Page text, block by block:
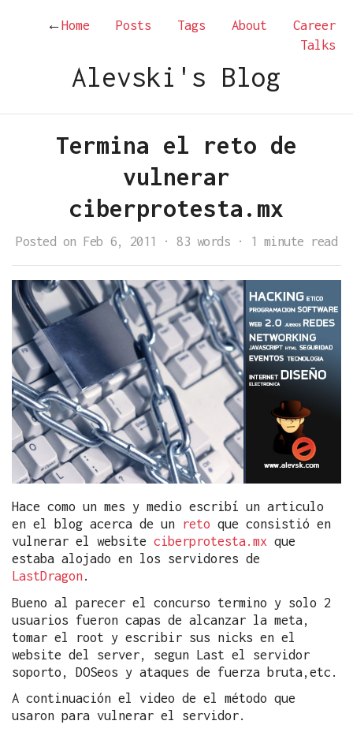
←Home Posts Tags About
Career
Talks
Alevski's Blog
Termina el reto de
vulnerar
ciberprotesta.mx
Posted on Feb 6, 2011 · 83 words · 1 minute read
Hace como un mes y medio escribí un articulo
en el blog acerca de un reto que consistió en
vulnerar el website ciberprotesta.mx que
estaba alojado en los servidores de
LastDragon .
Bueno al parecer el concurso termino y solo 2
usuarios fueron capas de alcanzar la meta,
tomar el root y escribir sus nicks en el
website del server, segun Last el servidor
soporto, DOSeos y ataques de fuerza bruta,etc.
A continuación el video de el método que
usaron para vulnerar el servidor.